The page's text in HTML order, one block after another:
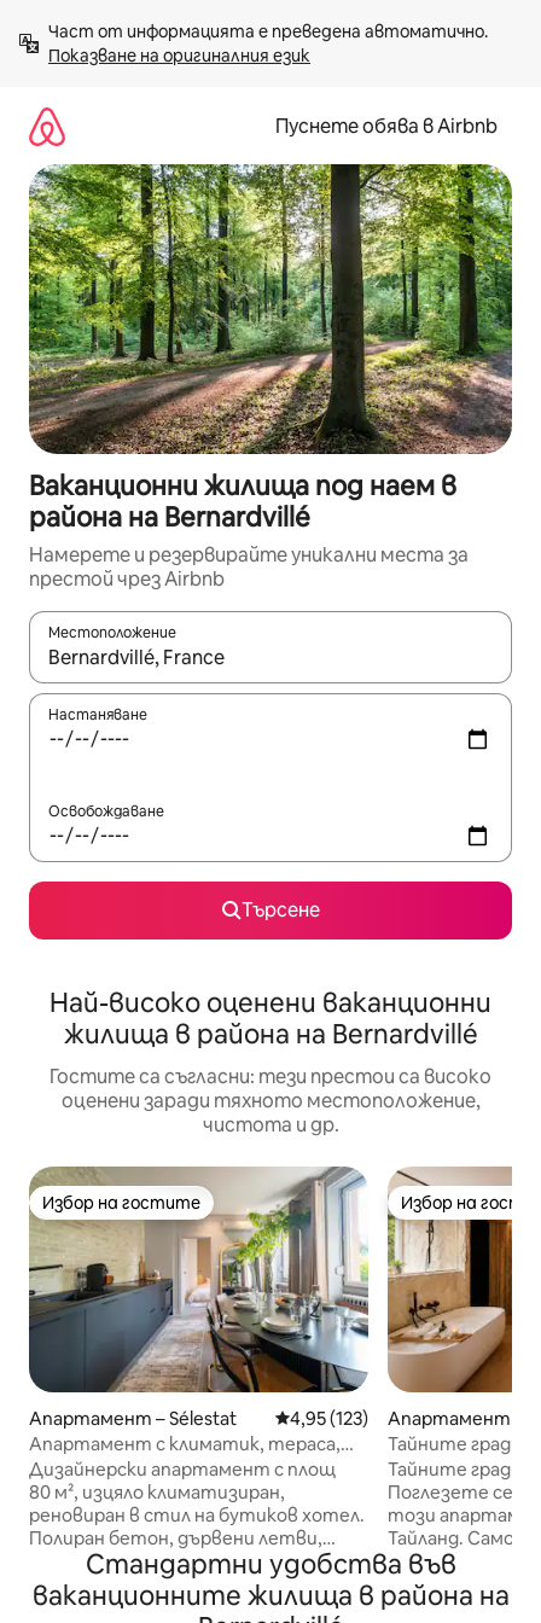
към
съдържанието
Показване на оригиналния език
Пуснете обява в Airbnb
Ваканционни жилища под наем в
района на Bernardvillé
Намерете и резервирайте уникални места за
престой чрез Airbnb
Местоположение
Когато резултатите се покажат, използвайте
Настаняване
Освобождаване
Търсене
Най-високо оценени ваканционни
жилища в района на Bernardvillé
Гостите са съгласни: тези престои са високо
оценени заради тяхното местоположение,
чистота и др.
Избор на гостите
Избор на гостите
Апартамент – Sélestat Средна оценка: 4,95 от 5,
4,95 (123)
Апартамент с климатик, тераса,
спални с големи двойни легла
Дизайнерски апартамент с площ
80 м², изцяло климатизиран,
реновиран в стил на бутиков хотел.
Полиран бетон, дървени летви,
ръчно изработени плочки зеледж.
2 спални с двойно легло „King Size“,
баня с душ кабина и вана,
Избор на
Избор на
Апартамент –
Тайните
джакузи за
Тайните
Поглезете се с
този
Тайланд. Самостоятелно джакузи,
самостоятелна
домашно кино,
размер 180 x
Стандартни удобства във
ваканционните жилища в района на